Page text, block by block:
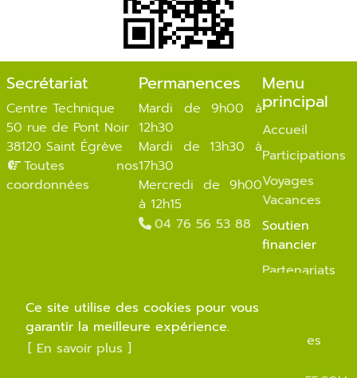
Ce site utilise des cookies pour vous
garantir la meilleure expérience.
[ En savoir plus ]
Secrétariat
Centre Technique
50 rue de Pont Noir
38120 Saint Égrève
Toutes nos
coordonnées
Permanences
Mardi de 9h00 à
12h30
Mardi de 13h30 à
17h30
Mercredi de 9h00
à 12h15
04 76 56 53 88
Menu
principal
Accueil
Participations
Voyages
Vacances
Soutien
financier
Partenariats
pratiques